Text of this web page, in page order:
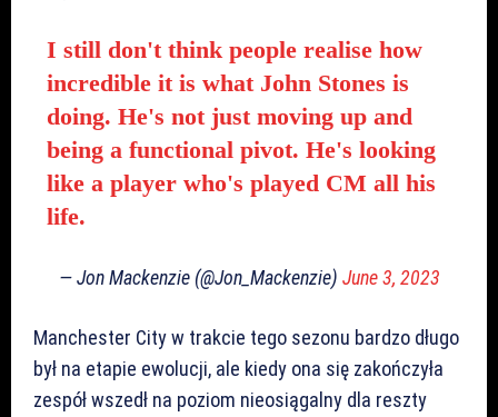
I still don't think people realise how
incredible it is what John Stones is
doing. He's not just moving up and
being a functional pivot. He's looking
like a player who's played CM all his
life.
— Jon Mackenzie (@Jon_Mackenzie) June 3, 2023
Manchester City w trakcie tego sezonu bardzo długo
był na etapie ewolucji, ale kiedy ona się zakończyła
zespół wszedł na poziom nieosiągalny dla reszty